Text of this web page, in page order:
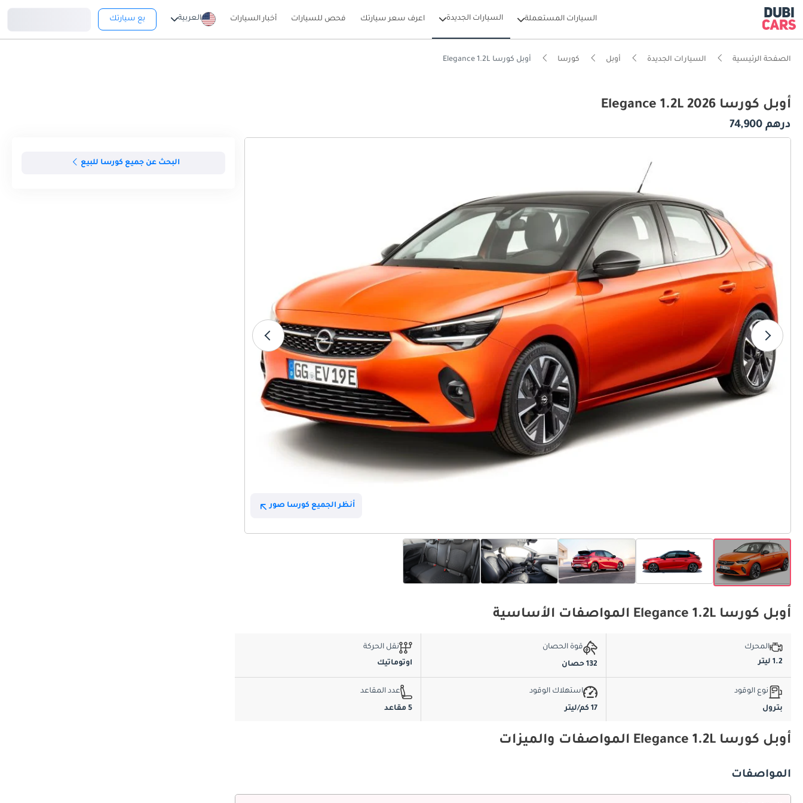
السيارات المستعملة السيارات الجديدة اعرف سعر سيارتك فحص للسيارات أخبار السيارات العربية بع سيارتك
الصفحة الرئيسية السيارات الجديدة أوبل كورسا أوبل كورسا Elegance 1.2L
أوبل كورسا Elegance 1.2L 2026
درهم 74,900
أنظر الجميع كورسا صور
البحث عن جميع كورسا للبيع
أوبل كورسا Elegance 1.2L المواصفات الأساسية
المحرك
1.2 ليتر
قوة الحصان
132 حصان
نقل الحركة
اوتوماتيك
نوع الوقود
بترول
استهلاك الوقود
17 كم/ليتر
عدد المقاعد
5 مقاعد
أوبل كورسا Elegance 1.2L المواصفات والميزات
المواصفات